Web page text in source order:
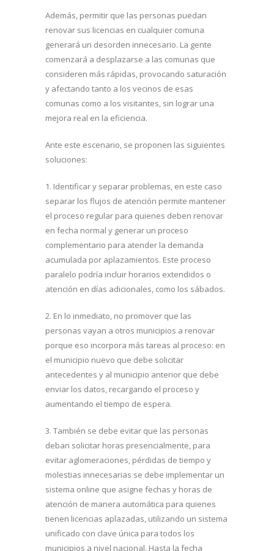
Además, permitir que las personas puedan
renovar sus licencias en cualquier comuna
generará un desorden innecesario. La gente
comenzará a desplazarse a las comunas que
consideren más rápidas, provocando saturación
y afectando tanto a los vecinos de esas
comunas como a los visitantes, sin lograr una
mejora real en la eficiencia.
Ante este escenario, se proponen las siguientes
soluciones:
1. Identificar y separar problemas, en este caso
separar los flujos de atención permite mantener
el proceso regular para quienes deben renovar
en fecha normal y generar un proceso
complementario para atender la demanda
acumulada por aplazamientos. Este proceso
paralelo podría incluir horarios extendidos o
atención en días adicionales, como los sábados.
2. En lo inmediato, no promover que las
personas vayan a otros municipios a renovar
porque eso incorpora más tareas al proceso: en
el municipio nuevo que debe solicitar
antecedentes y al municipio anterior que debe
enviar los datos, recargando el proceso y
aumentando el tiempo de espera.
3. También se debe evitar que las personas
deban solicitar horas presencialmente, para
evitar aglomeraciones, pérdidas de tiempo y
molestias innecesarias se debe implementar un
sistema online que asigne fechas y horas de
atención de manera automática para quienes
tienen licencias aplazadas, utilizando un sistema
unificado con clave única para todos los
municipios a nivel nacional. Hasta la fecha